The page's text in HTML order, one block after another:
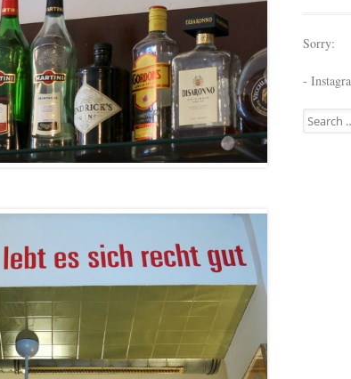
Sorry:
-
Search